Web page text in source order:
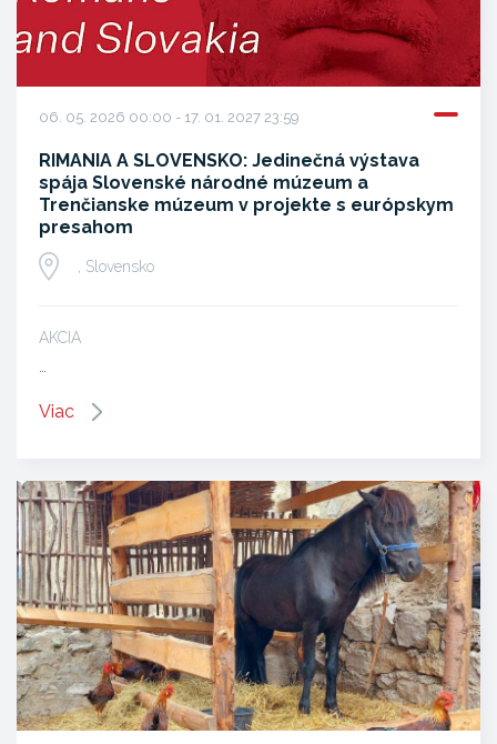
06. 05. 2026 00:00 - 17. 01. 2027 23:59
RIMANIA A SLOVENSKO: Jedinečná výstava
spája Slovenské národné múzeum a
Trenčianske múzeum v projekte s európskym
presahom
, Slovensko
AKCIA
…
Viac